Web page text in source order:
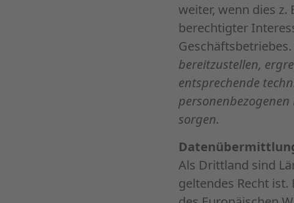
weiter, wenn dies
berechtigter
Geschäftsbetriebes.
bereitzustellen,
entsprechende
sorgen.
Als Drittland sind
geltendes Recht